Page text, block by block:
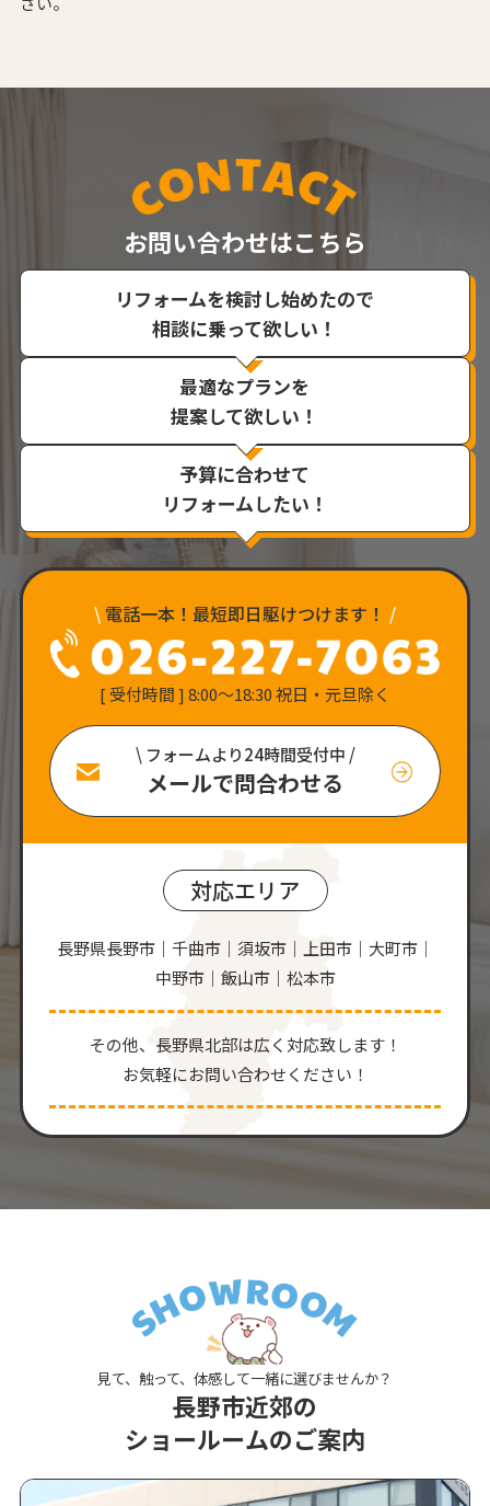
お問い合わせはこちら
リフォームを検討し始めたので
相談に乗って欲しい！
最適なプランを
提案して欲しい！
予算に合わせて
リフォームしたい！
\ 電話一本！最短即日駆けつけます！ /
[ 受付時間 ] 8:00〜18:30 祝日・元旦除く
\ フォームより24時間受付中 /
メールで問合わせる
対応エリア
長野県長野市｜千曲市｜須坂市｜上田市｜大町市｜
中野市｜飯山市｜松本市
その他、⻑野県北部は広く対応致します！
お気軽にお問い合わせください！
見て、触って、体感して一緒に選びませんか？
長野市近郊の
ショールームのご案内